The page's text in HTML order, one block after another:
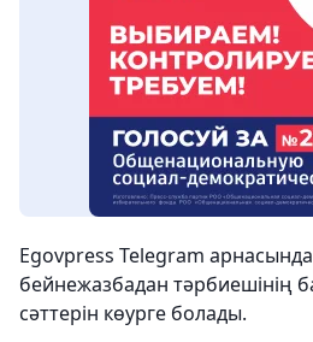
Еgovpress Telegram
бейнежазбадан тәрбиешінің
сәттерін көурге болады.